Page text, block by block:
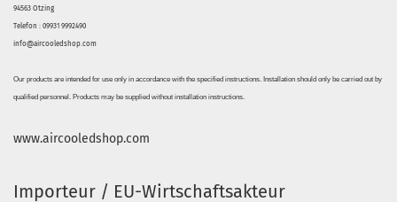
94563 Otzing
Telefon : 09931 9992490
info@aircooledshop.com
Our products are intended for use only in accordance with the specified instructions. Installation should only be carried out by
qualified personnel. Products may be supplied without installation instructions.
www.aircooledshop.com
Importeur / EU-Wirtschaftsakteur